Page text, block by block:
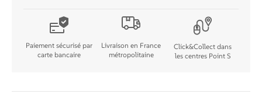
NRor
Paiement sécurisé par
carte bancaire
Livraison en France
métropolitaine
Click&Collect dans
les centres Point S